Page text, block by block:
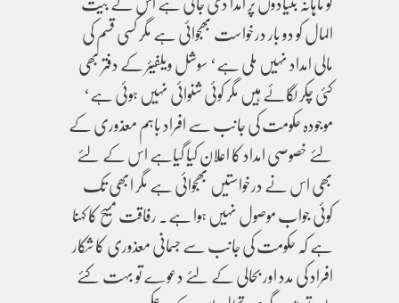
المال کو دو بار درخواست بھجوائی ہے مگر کسی قسم کی
مالی امداد نہیں ملی ہے‘ سوشل ویلفیئر کے دفتر بھی
کئی چکر لگائے ہیں مگر کوئی شنوائی نہیں ہوئی ہے‘
موجودہ حکومت کی جانب سے افراد باہم معذوری کے
لئے خصوصی امداد کا اعلان کیا گیاہے اس کے لئے
بھی اس نے درخواستیں بھجوائی ہے مگر ابھی تک
کوئی جواب موصول نہیں ہوا ہے۔ رفاقت مسیح کا کہنا
ہے کہ حکومت کی جانب سے جسمانی معذوری کا شکار
افراد کی مدد اور بحالی کے لئے دعوے تو بہت کئے